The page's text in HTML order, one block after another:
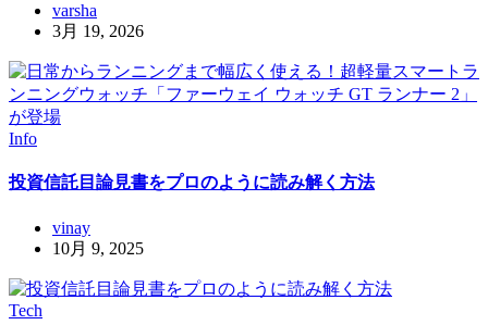
varsha
3月 19, 2026
Info
投資信託目論見書をプロのように読み解く方法
vinay
10月 9, 2025
Tech